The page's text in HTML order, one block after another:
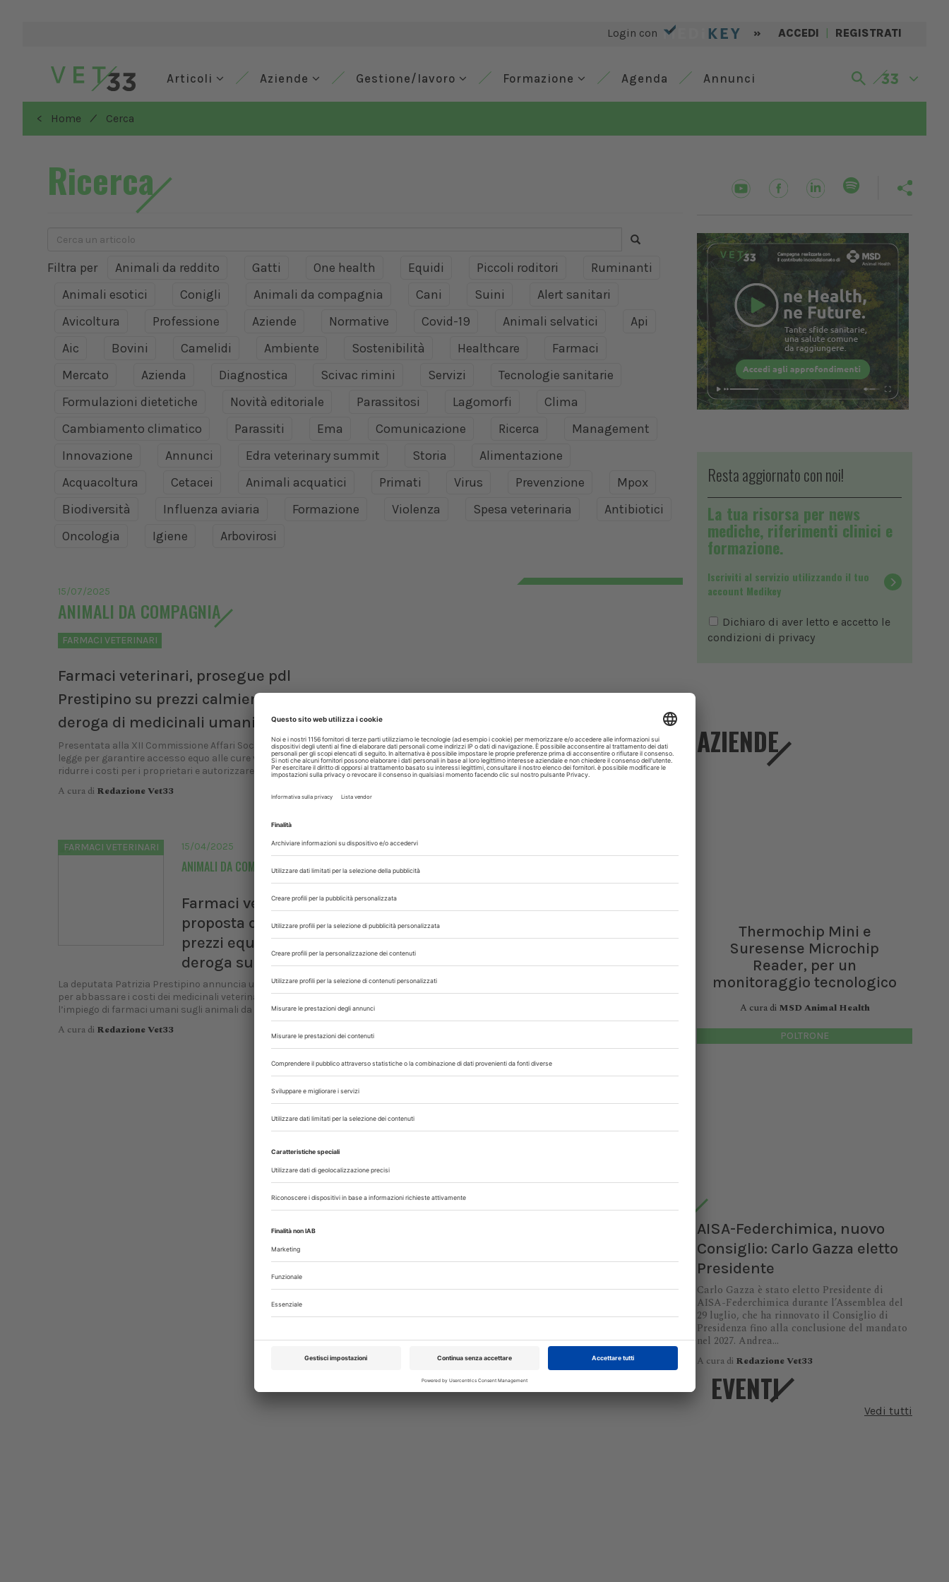
Login con » ACCEDI | REGISTRATI
Articoli Aziende Gestione/lavoro Formazione Agenda Annunci
< Home / Cerca
Ricerca
Filtra per Animali da reddito Gatti One health Equidi Piccoli roditori
Ruminanti
Animali esotici
Conigli Animali da compagnia Cani Suini
Alert sanitari
Avicoltura
Professione Aziende Normative Covid-19 Animali selvatici
Api
Aic
Bovini Camelidi Ambiente Sostenibilità Healthcare
Farmaci
Mercato
Azienda Diagnostica Scivac rimini Servizi
Tecnologie sanitarie
Formulazioni dietetiche
Novità editoriale Parassitosi Lagomorfi
Clima
Cambiamento climatico
Parassiti Ema Comunicazione Ricerca
Management
Innovazione
Annunci Edra veterinary summit Storia
Alimentazione
Acquacoltura
Cetacei Animali acquatici Primati Virus Prevenzione
Mpox
Biodiversità
Influenza aviaria Formazione Violenza Spesa veterinaria
Antibiotici
Oncologia
Igiene Arbovirosi
15/07/2025
ANIMALI DA COMPAGNIA
FARMACI VETERINARI
Farmaci veterinari, prosegue pdl
Prestipino su prezzi calmierati e uso in
deroga di medicinali umani
Presentata alla XII Commissione Affari Sociali la proposta di
legge per garantire accesso equo alle cure veterinarie. Obiettivo:
ridurre i costi per i proprietari e autorizzare, in casi specifici,...
A cura di Redazione Vet33
FARMACI VETERINARI 15/04/2025
ANIMALI DA COMPAGNIA
Farmaci veterinari,
proposta di legge per
prezzi equi e uso in
deroga sui pet
La deputata Patrizia Prestipino annuncia una proposta di legge
per abbassare i costi dei medicinali veterinari e regolamentare
l’impiego di farmaci umani sugli animali da compagnia
A cura di Redazione Vet33
SOCIETÀ
L’allarme arriva da Dogs Trust l’associazione britannica
caratterizzata dai costi in aumento,...
Pagina di 1 1
Resta aggiornato con noi!
La tua risorsa per news
mediche, riferimenti clinici e
formazione.
Iscriviti al servizio utilizzando il tuo
account Medikey
Dichiaro di aver letto e accetto le
condizioni di privacy
AZIENDE
Thermochip Mini e
Suresense Microchip
Reader, per un
monitoraggio tecnologico
A cura di MSD Animal Health
POLTRONE
AISA-Federchimica, nuovo
Consiglio: Carlo Gazza eletto
Presidente
Carlo Gazza è stato eletto Presidente di
AISA-Federchimica durante l’Assemblea del
29 luglio, che ha rinnovato il Consiglio di
Presidenza fino alla conclusione del mandato
nel 2027. Andrea...
A cura di Redazione Vet33
EVENTI
Vedi tutti